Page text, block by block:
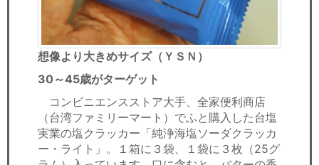
想像より大きめサイズ（ＹＳＮ）
30～45歳がターゲット
コンビニエンスストア大手、全家便利商店
（台湾ファミリーマート）でふと購入した台塩
実業の塩クラッカー「純浄海塩ソーダクラッカ
ー・ライト」。１箱に３袋、１袋に３枚（25グ